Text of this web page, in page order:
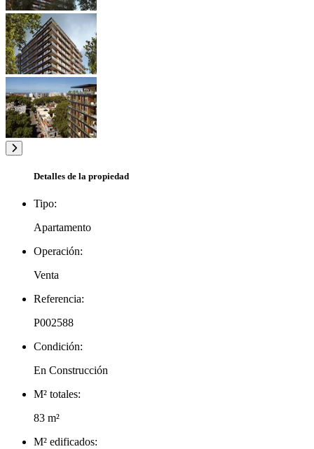
Detalles de la propiedad
Tipo:
Apartamento
Operación:
Venta
Referencia:
P002588
Condición:
En Construcción
M² totales:
83 m²
M² edificados: